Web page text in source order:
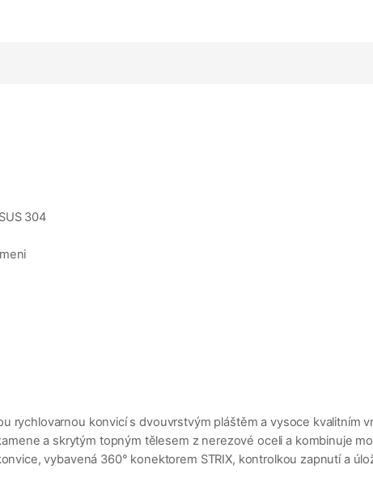
304
rychlovarnou konvicí s dvouvrstvým pláštěm a vysoce kvalitním
a skrytým topným tělesem z nerezové oceli a kombinuje
vybavená 360° konektorem STRIX, kontrolkou zapnutí a